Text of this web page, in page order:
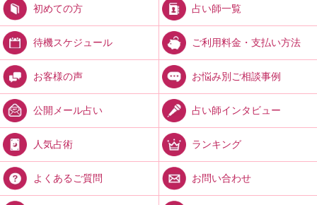
初めての方 占い師一覧
待機スケジュール ご利用料金・支払い方法
お客様の声 お悩み別ご相談事例
公開メール占い 占い師インタビュー
人気占術 ランキング
よくあるご質問 お問い合わせ